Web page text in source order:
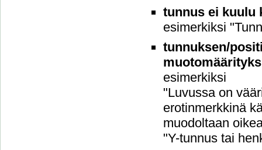
tunnus ei kuulu
esimerkiksi
tunnuksen/
esimerkiksi
"Luvussa on
erotinmerkkinä
muodoltaan
"Y-tunnus tai